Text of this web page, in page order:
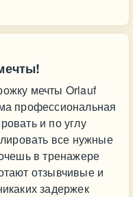
мечты Orlauf
профессиональная
и по углу
все нужные
в тренажере
отзывчивые и
задержек